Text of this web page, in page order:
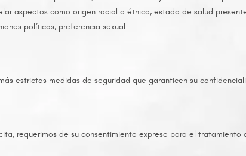
aspectos como origen racial o étnico, estado de salud
políticas, preferencia sexual.
estrictas medidas de seguridad que garanticen su
requerimos de su consentimiento expreso para el tratamiento